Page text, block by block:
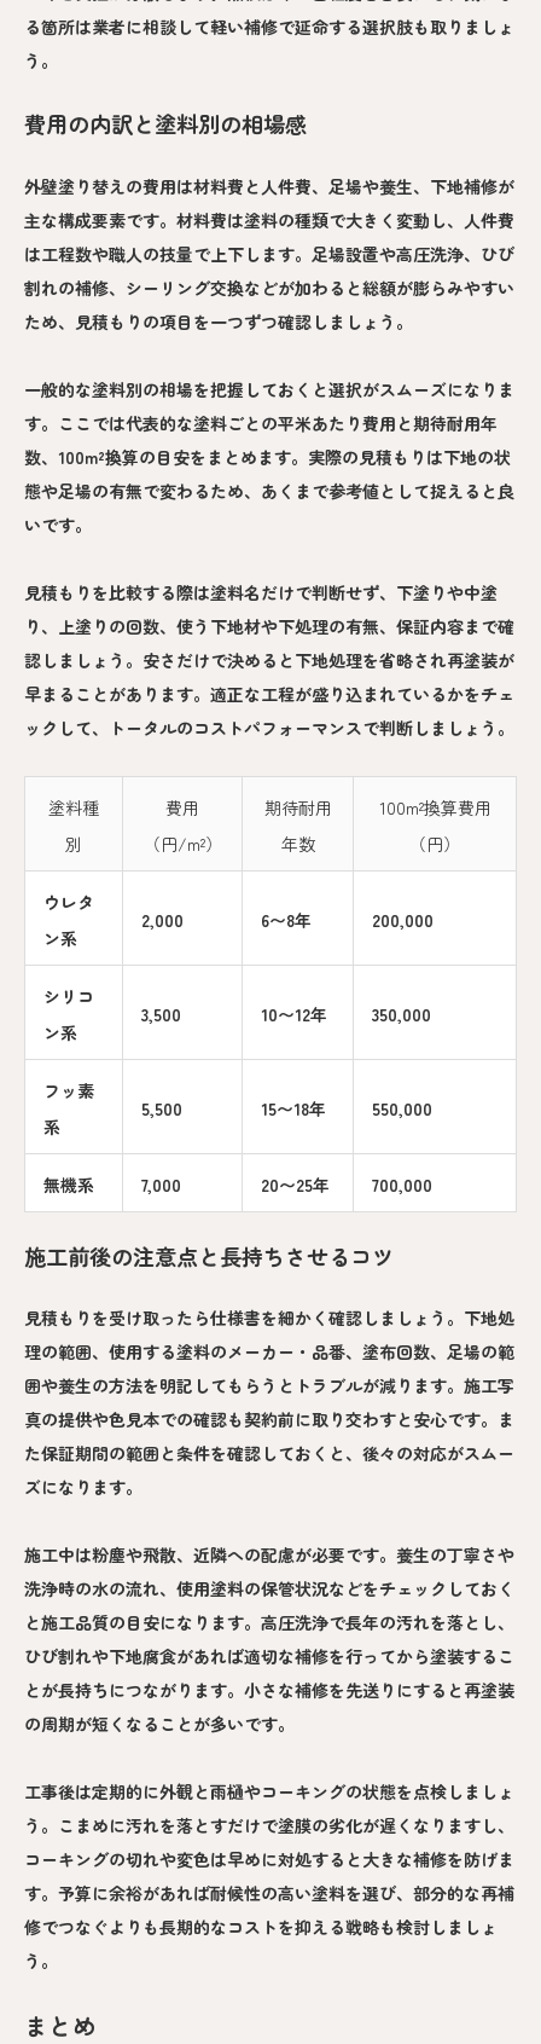
る箇所は業者に相談して軽い補修で延命する選択肢も取りましょ
う。
費用の内訳と塗料別の相場感
外壁塗り替えの費用は材料費と人件費、足場や養生、下地補修が
主な構成要素です。材料費は塗料の種類で大きく変動し、人件費
は工程数や職人の技量で上下します。足場設置や高圧洗浄、ひび
割れの補修、シーリング交換などが加わると総額が膨らみやすい
ため、見積もりの項目を一つずつ確認しましょう。
一般的な塗料別の相場を把握しておくと選択がスムーズになりま
す。ここでは代表的な塗料ごとの平米あたり費用と期待耐用年
数、100m²換算の目安をまとめます。実際の見積もりは下地の状
態や足場の有無で変わるため、あくまで参考値として捉えると良
いです。
見積もりを比較する際は塗料名だけで判断せず、下塗りや中塗
り、上塗りの回数、使う下地材や下処理の有無、保証内容まで確
認しましょう。安さだけで決めると下地処理を省略され再塗装が
早まることがあります。適正な工程が盛り込まれているかをチェ
ックして、トータルのコストパフォーマンスで判断しましょう。
塗料種
別
費用
（円/m²）
期待耐用
年数
100m²換算費用
（円）
ウレタ
ン系
2,000 6〜8年 200,000
シリコ
ン系
3,500 10〜12年 350,000
フッ素
系
5,500 15〜18年 550,000
無機系 7,000 20〜25年 700,000
施工前後の注意点と長持ちさせるコツ
見積もりを受け取ったら仕様書を細かく確認しましょう。下地処
理の範囲、使用する塗料のメーカー・品番、塗布回数、足場の範
囲や養生の方法を明記してもらうとトラブルが減ります。施工写
真の提供や色見本での確認も契約前に取り交わすと安心です。ま
た保証期間の範囲と条件を確認しておくと、後々の対応がスムー
ズになります。
施工中は粉塵や飛散、近隣への配慮が必要です。養生の丁寧さや
洗浄時の水の流れ、使用塗料の保管状況などをチェックしておく
と施工品質の目安になります。高圧洗浄で長年の汚れを落とし、
ひび割れや下地腐食があれば適切な補修を行ってから塗装するこ
とが長持ちにつながります。小さな補修を先送りにすると再塗装
の周期が短くなることが多いです。
工事後は定期的に外観と雨樋やコーキングの状態を点検しましょ
う。こまめに汚れを落とすだけで塗膜の劣化が遅くなりますし、
コーキングの切れや変色は早めに対処すると大きな補修を防げま
す。予算に余裕があれば耐候性の高い塗料を選び、部分的な再補
修でつなぐよりも長期的なコストを抑える戦略も検討しましょ
う。
まとめ